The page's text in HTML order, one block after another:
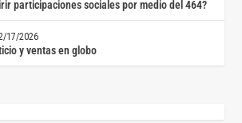
participaciones sociales por medio del 464?
17/2026
y ventas en globo